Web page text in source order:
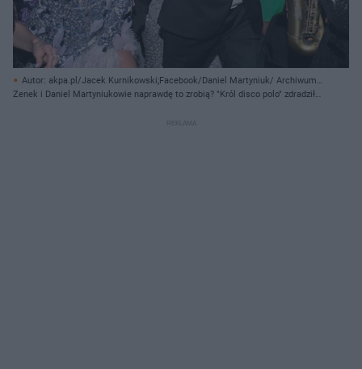
Autor: akpa.pl/Jacek Kurnikowski;Facebook/Daniel Martyniuk/ Archiwum
prywatne
Zenek i Daniel Martyniukowie naprawdę to zrobią? "Król disco polo" zdradził